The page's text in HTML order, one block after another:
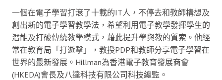
一個在電子學習打滾了十載的IT人，不停去和教師構想及
創出新的電子學習教學法，希望利用電子教學發揮學生的
潛能及打破傳統教學模式，藉此提升學與教的質索。他經
常在教育局「打遊擊」，教授PDP和教師分享電子學習在
世界的最新發展。Hillman為香港電子教育發展商會
(HKEDA)會長及八達科技有限公司科技總監。